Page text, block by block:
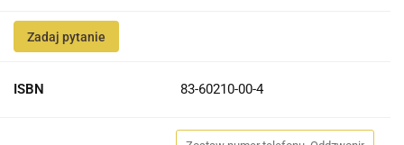
Zadaj pytanie
ISBN 83-60210-00-4